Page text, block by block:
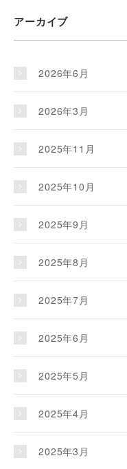
アーカイブ
2026年6月
2026年3月
2025年11月
2025年10月
2025年9月
2025年8月
2025年7月
2025年6月
2025年5月
2025年4月
2025年3月